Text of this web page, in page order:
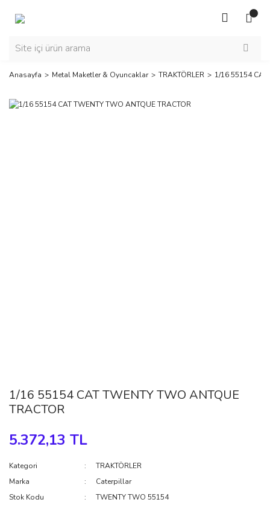
Anasayfa Metal Maketler & Oyuncaklar TRAKTÖRLER 1/16 55154
1/16 55154 CAT TWENTY TWO ANTQUE
TRACTOR
5.372,13 TL
Kategori
TRAKTÖRLER
Marka
Caterpillar
Stok Kodu
TWENTY TWO 55154